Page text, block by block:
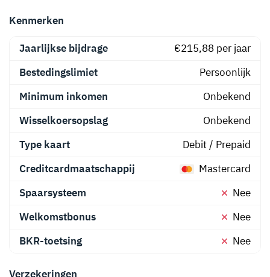
Kenmerken
Jaarlijkse bijdrage
€215,88 per jaar
Bestedingslimiet
Persoonlijk
Minimum inkomen
Onbekend
Wisselkoersopslag
Onbekend
Type kaart
Debit / Prepaid
Creditcardmaatschappij
Mastercard
Spaarsysteem
Nee
Welkomstbonus
Nee
BKR-toetsing
Nee
Verzekeringen